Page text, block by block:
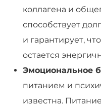
коллагена и
способствует
и гарантирует,
остается
Эмоциональное
питанием и
известна.